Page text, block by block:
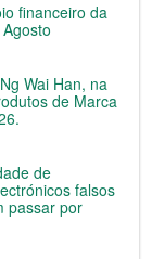
financeiro da
Wai Han, na
de Marca
de
falsos
passar por